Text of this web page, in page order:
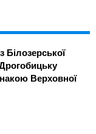
Білозерської
Верховної